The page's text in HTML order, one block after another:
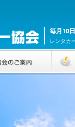
毎月10
レンタカ